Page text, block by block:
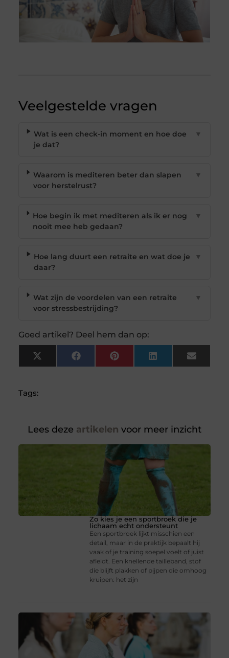
Veelgestelde vragen
Wat is een check-in moment en hoe doe
je dat?
▼
Waarom is mediteren beter dan slapen
voor herstelrust?
▼
Hoe begin ik met mediteren als ik er nog
nooit mee heb gedaan?
▼
Hoe lang duurt een retraite en wat doe je
daar?
▼
Wat zijn de voordelen van een retraite
voor stressbestrijding?
▼
Goed artikel? Deel hem dan op:
X
(Twitter)
FacebookPinterest LinkedIn Email
Tags:
Lees deze artikelen voor meer inzicht
Zo kies je een sportbroek die je
lichaam echt ondersteunt
Een sportbroek lijkt misschien een
detail, maar in de praktijk bepaalt hij
vaak of je training soepel voelt of juist
afleidt. Een knellende tailleband, stof
die blijft plakken of pijpen die omhoog
kruipen: het zijn